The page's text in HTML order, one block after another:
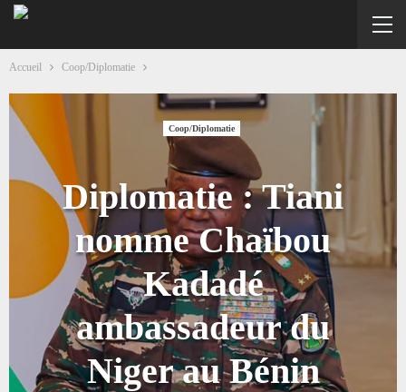
Accueil Coop/Diplomatie
Coop/Diplomatie
Diplomatie : Tiani
nomme Chaïbou
Kadadé
ambassadeur du
Niger au Bénin